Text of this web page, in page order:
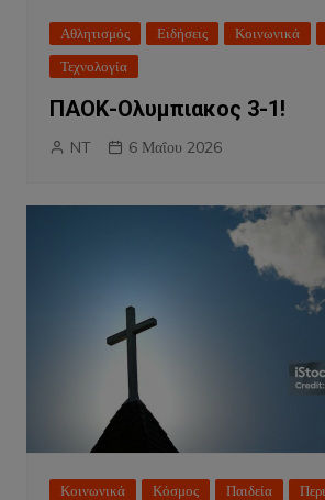
Αθλητισμός Ειδήσεις Κοινωνικά
Τεχνολογία
ΠΑΟΚ-Ολυμπιακος 3-1!
NT 6 Μαΐου 2026
Κοινωνικά Κόσμος Παιδεία